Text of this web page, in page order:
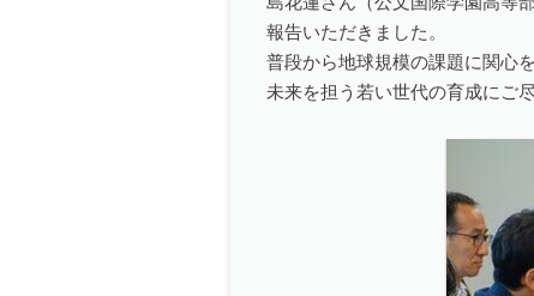
報告いただきました。
普段から地球規模の課題に関心
未来を担う若い世代の育成にご